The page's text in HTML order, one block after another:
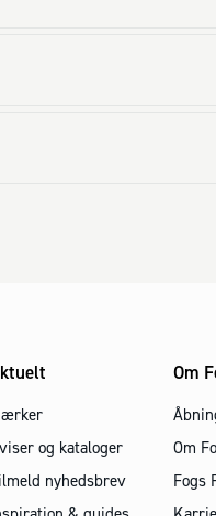
og kataloger
nyhedsbrev
Om
Om
Fogs